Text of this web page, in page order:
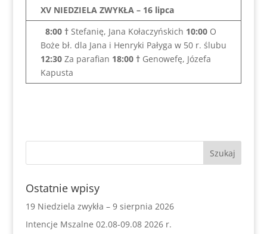
XV NIEDZIELA ZWYKŁA – 16 lipca
8:00 † Stefanię, Jana Kołaczyńskich 10:00O
Boże bł. dla Jana i Henryki Pałyga w 50 r. ślubu
12:30 Za parafian 18:00 † Genowefę, Józefa
Kapusta
Ostatnie wpisy
19 Niedziela zwykła – 9 sierpnia 2026
Intencje Mszalne 02.08-09.08 2026 r.